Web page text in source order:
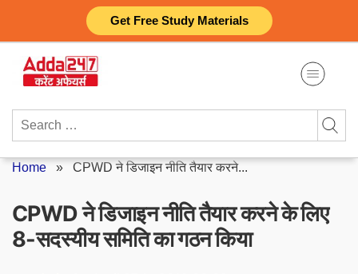
Get Free Study Materials
content
Search
Home » CPWD ने डिजाइन नीति तैयार करने...
CPWD ने डिजाइन नीति तैयार करने के लिए
8-सदस्यीय समिति का गठन किया